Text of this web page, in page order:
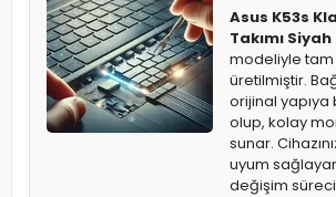
Asus K53s
Takımı
modeliyle
üretilmiştir.
orijinal
olup, kolay
sunar.
uyum
değişim